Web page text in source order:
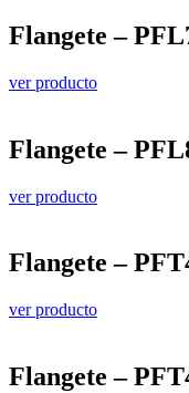
Flangete –
ver producto
Flangete –
ver producto
Flangete –
ver producto
Flangete –